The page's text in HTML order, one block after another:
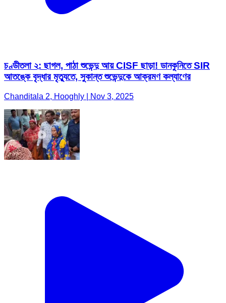
চণ্ডীতলা ২: ছাগল, পাঠা শুভেন্দু আয় CISF ছাড়া! ডানকুনিতে SIR
আতঙ্কে বৃদ্ধার মৃত্যুতে, সুকান্ত শুভেন্দুকে আক্রমণ কল্যাণের
Chanditala 2, Hooghly | Nov 3, 2025